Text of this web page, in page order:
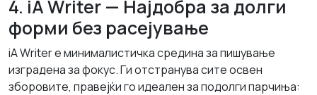
4. iA Writer — Најдобра за долги
форми без расејување
iA Writer е минималистичка средина за пишување
изградена за фокус. Ги отстранува сите освен
зборовите, правејќи го идеален за подолги парчиња: